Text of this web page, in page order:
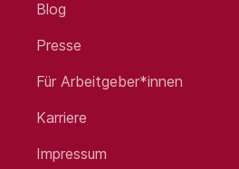
Die
Blog
Presse
Für Arbeitgeber*innen
Karriere
Impressum